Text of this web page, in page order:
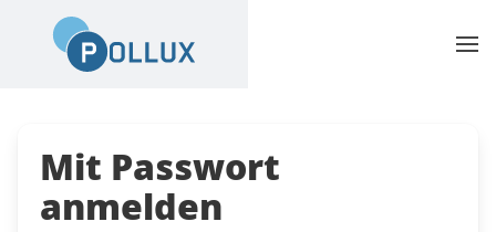
Mit Passwort
anmelden